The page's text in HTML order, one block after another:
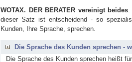
WOTAX. DER BERATER vereinigt beides.
dieser Satz ist entscheidend - so
Kunden, Ihre Sprache, sprechen.
Die Sprache des Kunden sprechen -
Die Spra­che des Kun­den spre­chen heißt